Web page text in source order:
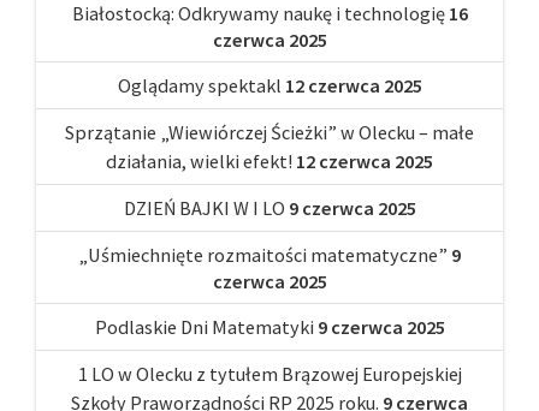
Białostocką: Odkrywamy naukę i technologię 16
czerwca 2025
Oglądamy spektakl 12 czerwca 2025
Sprzątanie „Wiewiórczej Ścieżki” w Olecku – małe
działania, wielki efekt! 12 czerwca 2025
DZIEŃ BAJKI W I LO 9 czerwca 2025
„Uśmiechnięte rozmaitości matematyczne” 9
czerwca 2025
Podlaskie Dni Matematyki 9 czerwca 2025
1 LO w Olecku z tytułem Brązowej Europejskiej
Szkoły Praworządności RP 2025 roku. 9 czerwca